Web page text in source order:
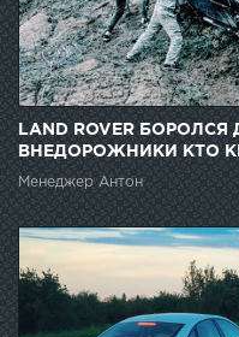
LAND ROVER
ВНЕДОРОЖНИКИ КТО
Менеджер Антон